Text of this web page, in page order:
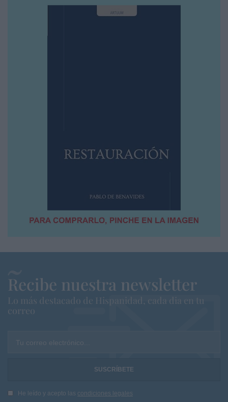
Recibe nuestra newsletter
Lo más destacado de Hispanidad, cada dia en tu
correo
Tu correo electrónico...
He leído y acepto las condiciones legales